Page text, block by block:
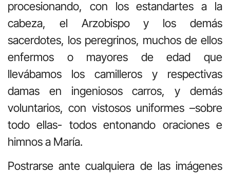
procesionando, con los estandartes a la
cabeza, el Arzobispo y los demás
sacerdotes, los peregrinos, muchos de ellos
enfermos o mayores de edad que
llevábamos los camilleros y respectivas
damas en ingeniosos carros, y demás
voluntarios, con vistosos uniformes –sobre
todo ellas- todos entonando oraciones e
himnos a María.
Postrarse ante cualquiera de las imágenes